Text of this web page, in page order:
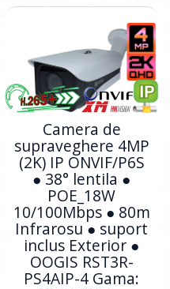
Camera de
supraveghere 4MP
(2K) IP ONVIF/P6S
● 38° lentila ●
POE_18W
10/100Mbps ● 80m
Infrarosu ● suport
inclus Exterior ●
OOGIS RST3R-
PS4AIP-4 Gama: